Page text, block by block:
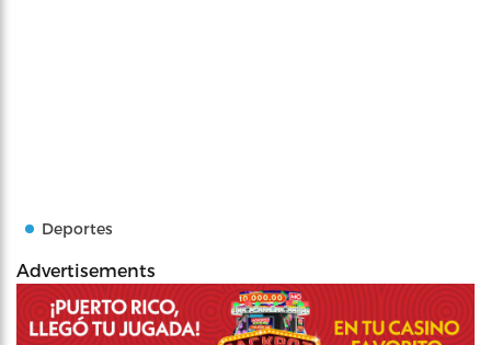
Deportes
Advertisements